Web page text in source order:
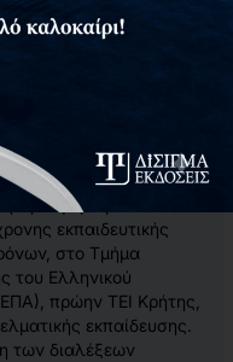
τρόπο, ώστε να
εφαρμογών στις
της ύλης δεν
παρά μόνο
της προόδου, της
απλών
λογαρίθμων.
εκπαιδευτικής
στο Τμήμα
του Ελληνικού
πρώην ΤΕΙ Κρήτης,
εκπαίδευσης.
των διαλέξεων